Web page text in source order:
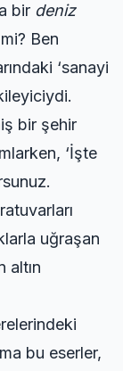
bir deniz
Ben
‘sanayi
bir şehir
‘İşte
uğraşan
altın
bu eserler,